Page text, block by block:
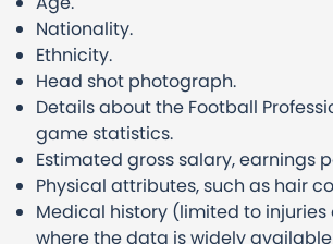
Nationality.
Ethnicity.
Head shot photograph.
Details about the Football
game statistics.
Estimated gross salary, earnings
Physical attributes, such as hair
Medical history (limited to
where the data is widely